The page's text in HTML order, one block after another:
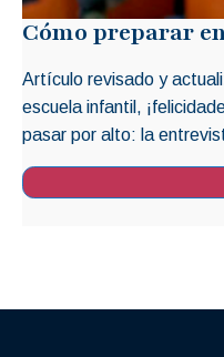
Cómo preparar
Artículo revisado y
escuela infantil,
pasar por alto: la